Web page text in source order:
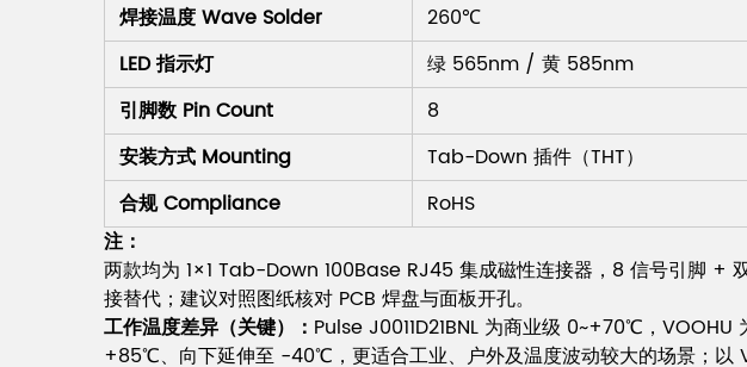
焊接温度 Wave Solder
260℃
LED 指示灯
绿 565nm / 黄 585nm
引脚数 Pin Count
8
安装方式 Mounting
Tab-Down 插件（THT）
合规 Compliance
RoHS
注：
两款均为 1×1 Tab-Down 100Base RJ45 集成磁性连接器，8 信号引脚 +
接替代；建议对照图纸核对 PCB 焊盘与面板开孔。
工作温度差异（关键）： Pulse J0011D21BNL 为商业级 0~+70℃，
+85℃、向下延伸至 -40℃，更适合工业、户外及温度波动较大的场景；以